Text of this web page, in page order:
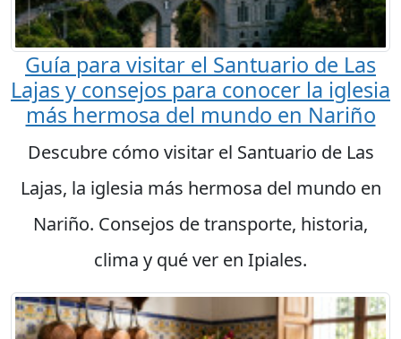
Guía para visitar el Santuario de Las
Lajas y consejos para conocer la iglesia
más hermosa del mundo en Nariño
Descubre cómo visitar el Santuario de Las
Lajas, la iglesia más hermosa del mundo en
Nariño. Consejos de transporte, historia,
clima y qué ver en Ipiales.